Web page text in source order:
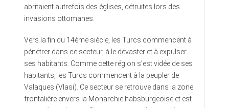
abritaient autrefois des églises, détruites lors des
invasions ottomanes.
Vers la fin du 14ème siècle, les Turcs commencent à
pénétrer dans ce secteur, à le dévaster et à expulser
ses habitants. Comme cette région s’est vidée de ses
habitants, les Turcs commencent à la peupler de
Valaques (Vlasi). Ce secteur se retrouve dans la zone
frontalière envers la Monarchie habsburgeoise et est